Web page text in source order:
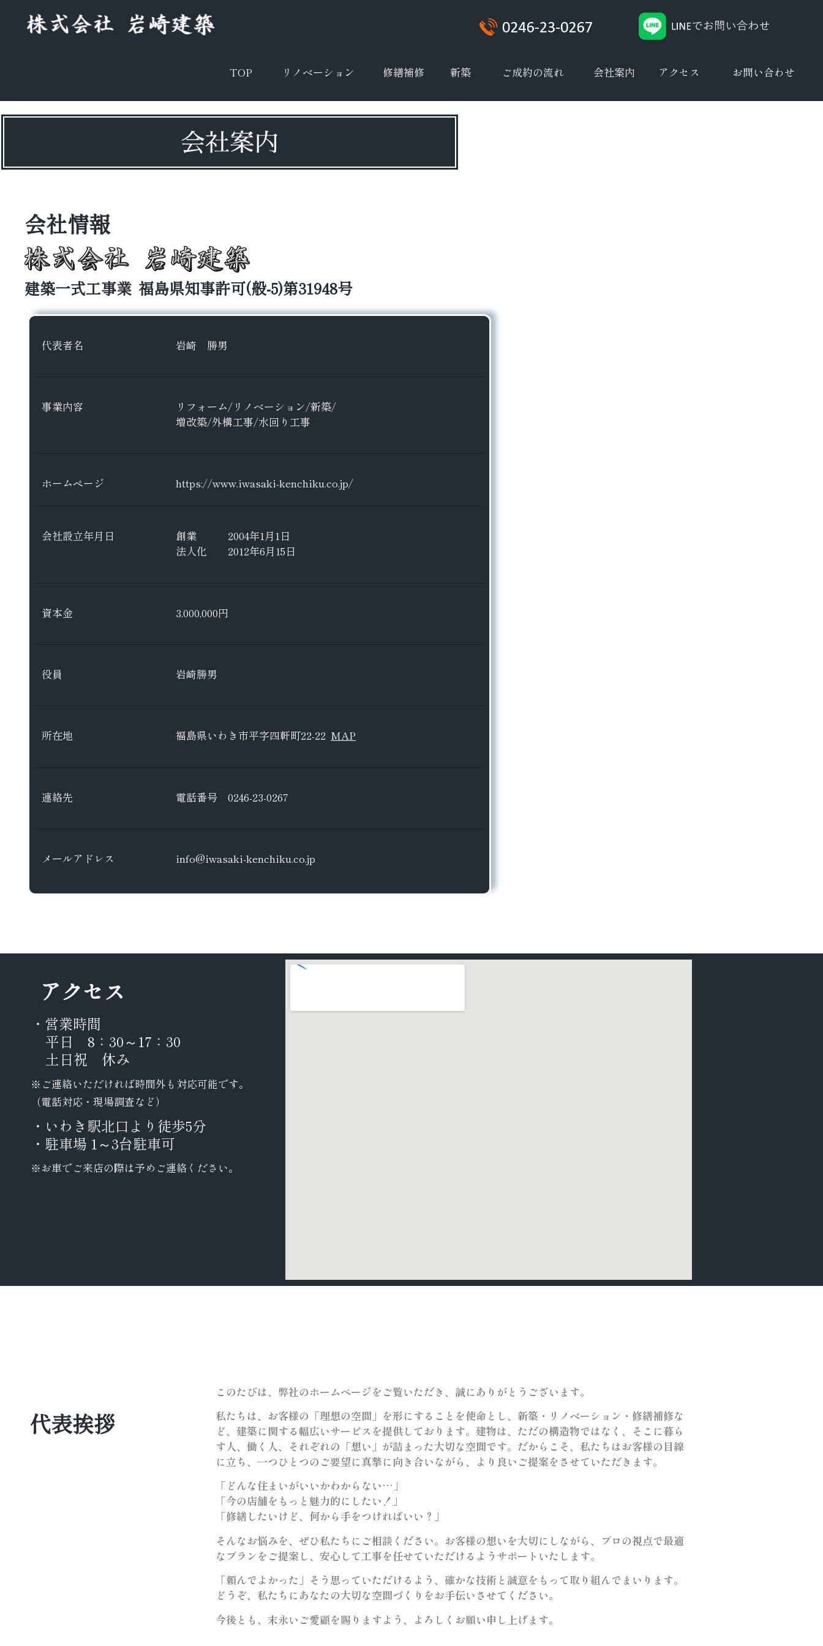
TOP リノベーション 修繕補修 新築 ご成約の流れ 会社案内 アクセス お問い合わせ
会社案内
会社情報
建築一式工事業 福島県知事許可(般-5)第31948号
代表者名 岩崎 勝男
事業内容
リフォーム/リノベーション/新築/
増改築/外構工事/水回り工事
ホームページ https://www.iwasaki-kenchiku.co.jp/
会社設立年月日
創業 2004年1月1日
法人化 2012年6月15日
資本金 3,000,000円
役員 岩崎勝男
所在地 福島県いわき市平字四軒町22-22 MAP
連絡先 電話番号0246-23-0267
メールアドレス info@iwasaki-kenchiku.co.jp
アクセス
・営業時間
平日 8：30～17：30
土日祝 休み
※ご連絡いただければ時間外も対応可能です。
（電話対応・現場調査など）
・いわき駅北口より徒歩5分
・駐車場 1～3台駐車可
※お車でご来店の際は予めご連絡ください。
代表挨拶
このたびは、弊社のホームページをご覧いただき、誠にありがとうございます。
私たちは、お客様の「理想の空間」を形にすることを使命とし、新築・リノベーション・修繕補修な
ど、建築に関する幅広いサービスを提供しております。建物は、ただの構造物ではなく、そこに暮ら
す人、働く人、それぞれの「想い」が詰まった大切な空間です。だからこそ、私たちはお客様の目線
に立ち、一つひとつのご要望に真摯に向き合いながら、より良いご提案をさせていただきます。
「どんな住まいがいいかわからない…」
「今の店舗をもっと魅力的にしたい！」
「修繕したいけど、何から手をつければいい？」
そんなお悩みを、ぜひ私たちにご相談ください。お客様の想いを大切にしながら、プロの視点で最適
なプランをご提案し、安心して工事を任せていただけるようサポートいたします。
「頼んでよかった」そう思っていただけるよう、確かな技術と誠意をもって取り組んでまいります。
どうぞ、私たちにあなたの大切な空間づくりをお手伝いさせてください。
今後とも、末永いご愛顧を賜りますよう、よろしくお願い申し上げます。